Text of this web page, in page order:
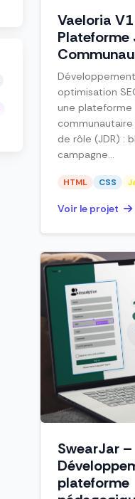
Vaeloria
Plateforme
optimisation
une plateforme
de rôle (JDR) :
campagne...
HTML CSS
Voir le projet
SwearJar –
plateforme